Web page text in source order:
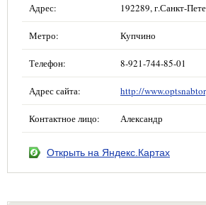
Адрес: 192289, г.Санкт-
Метро: Купчино
Телефон: 8-921-744-85-01
Адрес сайта: http://
Контактное лицо: Александр
Открыть на Яндекс.Картах